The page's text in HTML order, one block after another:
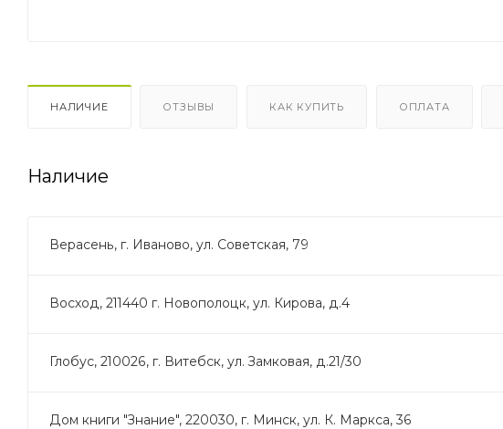
НАЛИЧИЕ ОТЗЫВЫ КАК КУПИТЬ ОПЛАТА
Наличие
Верасень, г. Иваново, ул. Советская, 79
Восход, 211440 г. Новополоцк, ул. Кирова, д.4
Глобус, 210026, г. Витебск, ул. Замковая, д.21/30
Дом книги "Знание", 220030, г. Минск, ул. К. Маркса, 36